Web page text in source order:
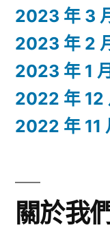
2023 年 3
2023 年 2
2023 年 1
2022 年 12
2022 年 11
關於我